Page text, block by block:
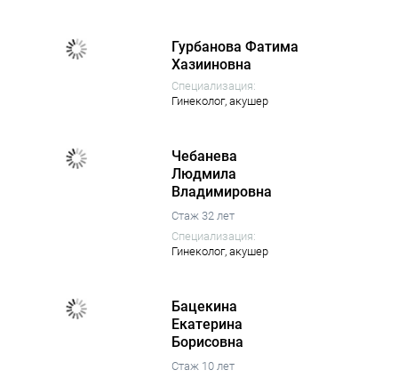
Гурбанова Фатима
Хазииновна
Специализация:
Гинеколог, акушер
Чебанева
Людмила
Владимировна
Стаж 32 лет
Специализация:
Гинеколог, акушер
Бацекина
Екатерина
Борисовна
Стаж 10 лет